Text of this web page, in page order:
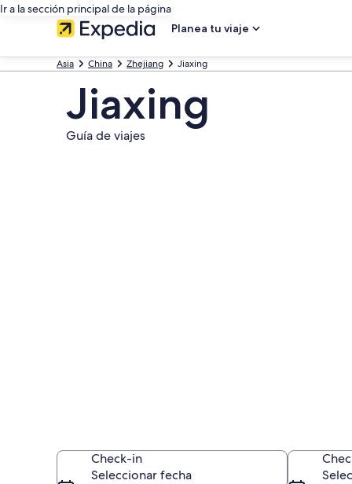
Ir a la sección principal de la página
Planea tu viaje
Asia China Zhejiang Jiaxing
Jiaxing
Guía de viajes
Check-in
Seleccionar fecha